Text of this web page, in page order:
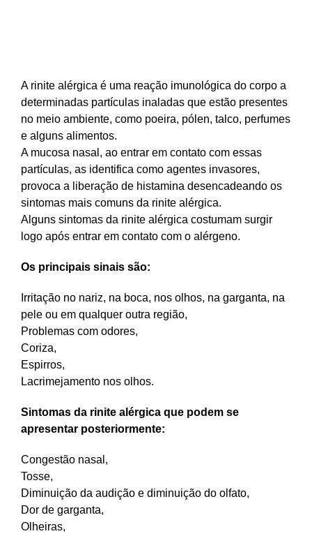
A rinite alérgica é uma reação imunológica do corpo a
determinadas partículas inaladas que estão presentes
no meio ambiente, como poeira, pólen, talco, perfumes
e alguns alimentos.
A mucosa nasal, ao entrar em contato com essas
partículas, as identifica como agentes invasores,
provoca a liberação de histamina desencadeando os
sintomas mais comuns da rinite alérgica.
Alguns sintomas da rinite alérgica costumam surgir
logo após entrar em contato com o alérgeno.
Os principais sinais são:
Irritação no nariz, na boca, nos olhos, na garganta, na
pele ou em qualquer outra região,
Problemas com odores,
Coriza,
Espirros,
Lacrimejamento nos olhos.
Sintomas da rinite alérgica que podem se
apresentar posteriormente:
Congestão nasal,
Tosse,
Diminuição da audição e diminuição do olfato,
Dor de garganta,
Olheiras,